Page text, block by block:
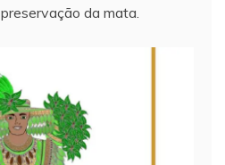
da mata.